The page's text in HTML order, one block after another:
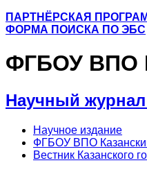
ПАРТНЁРСКАЯ
ФОРМА ПОИСКА ПО ЭБС
ФГБОУ ВПО
Научный журнал
Научное издание
ФГБОУ ВПО
Вестник Казанского